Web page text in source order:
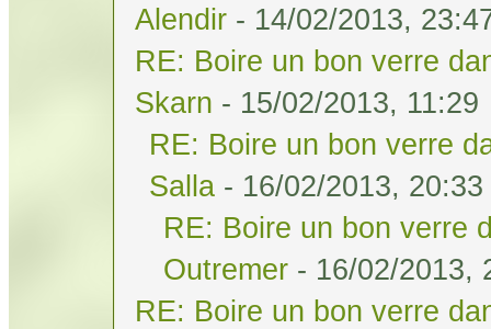
Alendir - 14/02/2013,
RE: Boire un bon verre
Skarn - 15/02/2013, 11:29
RE: Boire un bon verre
Salla - 16/02/2013, 20:33
RE: Boire un bon verre
Outremer - 16/02/2013,
RE: Boire un bon verre